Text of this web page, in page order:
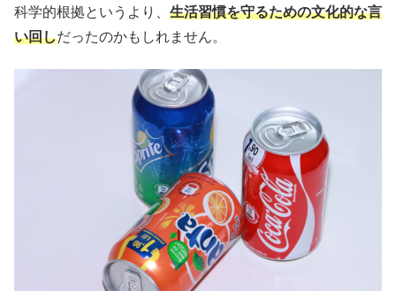
科学的根拠というより、 生活習慣を守るための文化的な言
い回しだったのかもしれません。